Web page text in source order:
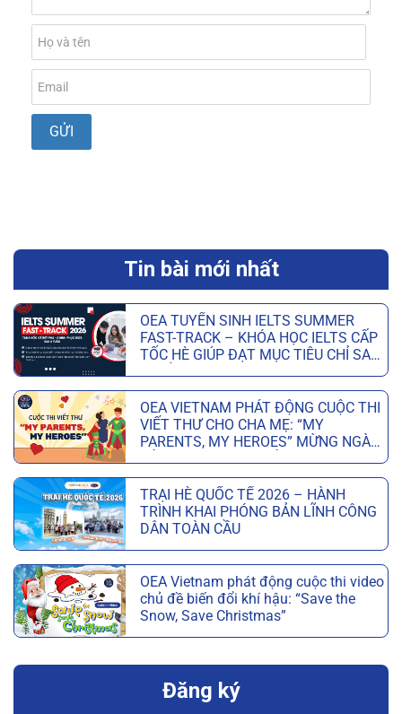
Tin bài mới nhất
OEA TUYỂN SINH IELTS SUMMER
FAST-TRACK – KHÓA HỌC IELTS CẤP
TỐC HÈ GIÚP ĐẠT MỤC TIÊU CHỈ SAU
OEA VIETNAM PHÁT ĐỘNG CUỘC THI
VIẾT THƯ CHO CHA MẸ: “MY
PARENTS, MY HEROES” MỪNG NGÀY
TRẠI HÈ QUỐC TẾ 2026 – HÀNH
TRÌNH KHAI PHÓNG BẢN LĨNH CÔNG
DÂN TOÀN CẦU
OEA Vietnam phát động cuộc thi video
chủ đề biến đổi khí hậu: “Save the
Snow, Save Christmas”
Đăng ký